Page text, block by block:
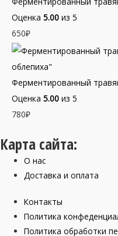
Оценка 5.00 из 5
650₽
Ферментированный
Оценка 5.00 из 5
780₽
Карта сайта:
О нас
Доставка и оплата
Контакты
Политика
Политика обработки